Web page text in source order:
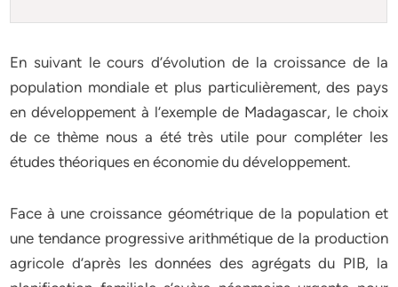
En suivant le cours d’évolution de la croissance de la
population mondiale et plus particulièrement, des pays
en développement à l’exemple de Madagascar, le choix
de ce thème nous a été très utile pour compléter les
études théoriques en économie du développement.
Face à une croissance géométrique de la population et
une tendance progressive arithmétique de la production
agricole d’après les données des agrégats du PIB, la